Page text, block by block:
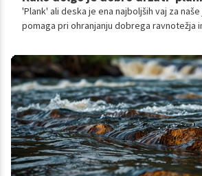
'Plank' ali deska je ena najboljših vaj za
pomaga pri ohranjanju dobrega ravnotežja
Po raziskavi, ki jo je opravil ortoped Stuart
sekund.